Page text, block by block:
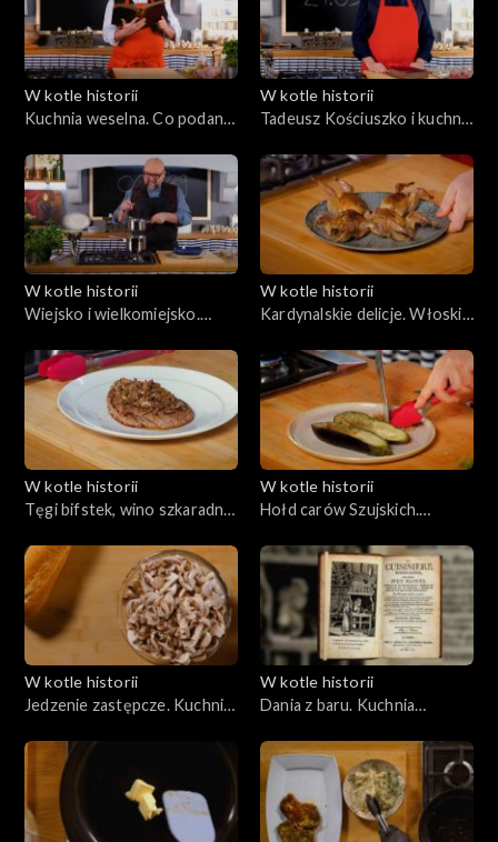
W kotle historii
Kuchnia weselna. Co podano
W kotle historii
Tadeusz Kościuszko i kuchnia
W kotle historii
Wiejsko i wielkomiejsko.
Chopina?
W kotle historii
Kardynalskie delicje. Włoski
W kotle historii
Tęgi bifstek, wino szkaradne.
restauracje
W kotle historii
Hołd carów Szujskich.
międzynarodowa
W kotle historii
Jedzenie zastępcze. Kuchnia
W kotle historii
Dania z baru. Kuchnia